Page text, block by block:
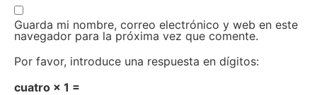
Guarda mi nombre, correo electrónico y web en este
navegador para la próxima vez que comente.
Por favor, introduce una respuesta en dígitos:
cuatro × 1 =